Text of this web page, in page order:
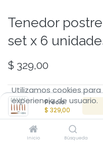
Precio:
$ 329,00
Inicio Búsqueda
Tenedor
set x 6
$ 329,00
Utilizamos cookies
experiencia de usuario.